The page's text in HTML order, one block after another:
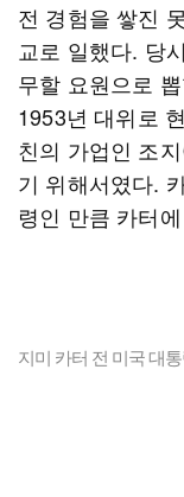
전 경험을 쌓진
교로 일했다. 당
무할 요원으로
1953년 대위로
친의 가업인 조
기 위해서였다.
령인 만큼 카터
지미 카터 전 미국 대